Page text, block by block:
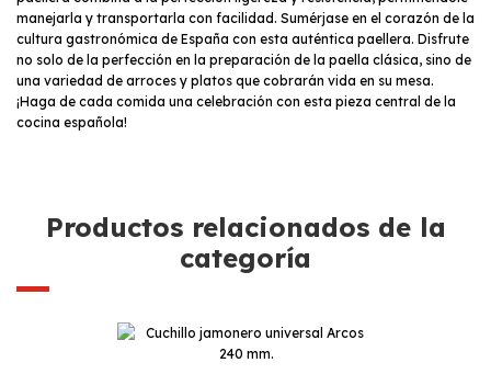
manejarla y transportarla con facilidad. Sumérjase en el corazón de la
cultura gastronómica de España con esta auténtica paellera. Disfrute
no solo de la perfección en la preparación de la paella clásica, sino de
una variedad de arroces y platos que cobrarán vida en su mesa.
¡Haga de cada comida una celebración con esta pieza central de la
cocina española!
Productos relacionados de la
categoría